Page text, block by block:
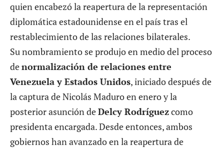
quien encabezó la reapertura de la representación
diplomática estadounidense en el país tras el
restablecimiento de las relaciones bilaterales.
Su nombramiento se produjo en medio del proceso
denormalización de relaciones entre
Venezuela y Estados Unidos, iniciado después de
la captura de Nicolás Maduro en enero y la
posterior asunción deDelcy Rodríguezcomo
presidenta encargada. Desde entonces, ambos
gobiernos han avanzado en la reapertura de